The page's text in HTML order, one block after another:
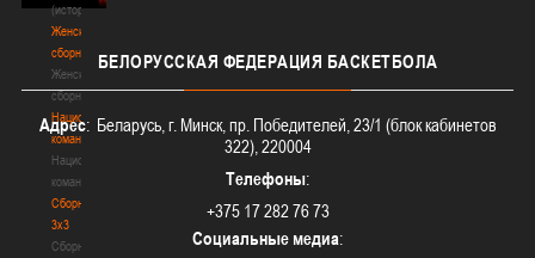
(история)
Женские
сборные
Женские
сборные
Национальная
команда
Национальная
команда
Сборные
3х3
Сборные
БЕЛОРУССКАЯ ФЕДЕРАЦИЯ БАСКЕТБОЛА
Адрес: Беларусь, г. Минск, пр. Победителей, 23/1 (блок кабинетов
322), 220004
Телефоны:
+375 17 282 76 73
Социальные медиа: